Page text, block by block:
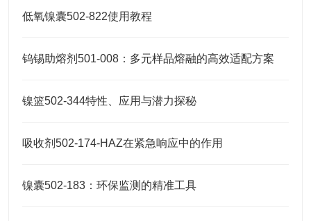
低氧镍囊502-822使用教程
钨锡助熔剂501-008：多元样品熔融的高效适配方案
镍篮502-344特性、应用与潜力探秘
吸收剂502-174-HAZ在紧急响应中的作用
镍囊502-183：环保监测的精准工具